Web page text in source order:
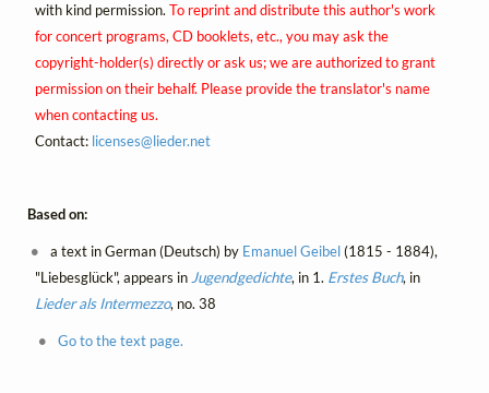
with kind permission. To reprint and distribute this author's work
for concert programs, CD booklets, etc., you may ask the
copyright-holder(s) directly or ask us; we are authorized to grant
permission on their behalf. Please provide the translator's name
when contacting us.
Contact: licenses@lieder.net
Based on:
a text in German (Deutsch) by Emanuel Geibel(1815 - 1884),
"Liebesglück", appears in Jugendgedichte, in 1. Erstes Buch, in
Lieder als Intermezzo, no. 38
Go to the text page.